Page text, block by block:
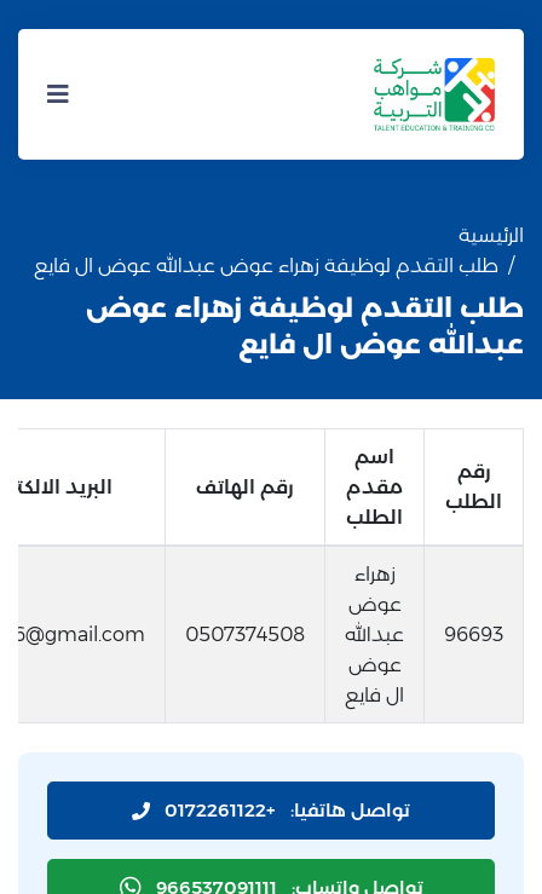
الرئيسية
طلب التقدم لوظيفة زهراء عوض عبدالله عوض ال فايع
طلب التقدم لوظيفة زهراء عوض
عبدالله عوض ال فايع
رقم
الطلب
اسم
مقدم
الطلب
رقم الهاتف البريد
96693
زهراء
عوض
عبدالله
عوض
ال فايع
0507374508
تواصل هاتفيا: +0172261122
تواصل واتساب: 966537091111